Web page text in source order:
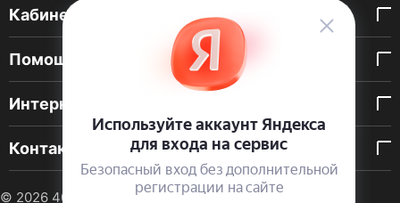
Кабинет покупателя
Помощь покупателю
Интернет-магазин
Контакты
© 2026 40 DEN. Интернет-магазин